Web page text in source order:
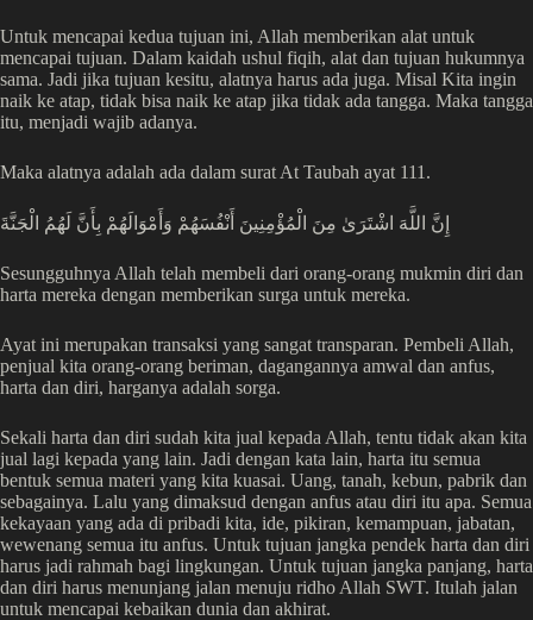
Untuk mencapai kedua tujuan ini, Allah memberikan alat untuk
mencapai tujuan. Dalam kaidah ushul fiqih, alat dan tujuan hukumnya
sama. Jadi jika tujuan kesitu, alatnya harus ada juga. Misal Kita ingin
naik ke atap, tidak bisa naik ke atap jika tidak ada tangga. Maka tangga
itu, menjadi wajib adanya.
Maka alatnya adalah ada dalam surat At Taubah ayat 111.
إِنَّ اللَّهَ اشْتَرَىٰ مِنَ الْمُؤْمِنِينَ أَنْفُسَهُمْ وَأَمْوَالَهُمْ بِأَنَّ لَهُمُ الْجَنَّةَ
Sesungguhnya Allah telah membeli dari orang-orang mukmin diri dan
harta mereka dengan memberikan surga untuk mereka.
Ayat ini merupakan transaksi yang sangat transparan. Pembeli Allah,
penjual kita orang-orang beriman, dagangannya amwal dan anfus,
harta dan diri, harganya adalah sorga.
Sekali harta dan diri sudah kita jual kepada Allah, tentu tidak akan kita
jual lagi kepada yang lain. Jadi dengan kata lain, harta itu semua
bentuk semua materi yang kita kuasai. Uang, tanah, kebun, pabrik dan
sebagainya. Lalu yang dimaksud dengan anfus atau diri itu apa. Semua
kekayaan yang ada di pribadi kita, ide, pikiran, kemampuan, jabatan,
wewenang semua itu anfus. Untuk tujuan jangka pendek harta dan diri
harus jadi rahmah bagi lingkungan. Untuk tujuan jangka panjang, harta
dan diri harus menunjang jalan menuju ridho Allah SWT. Itulah jalan
untuk mencapai kebaikan dunia dan akhirat.